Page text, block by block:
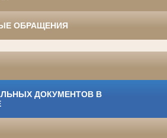
ОБРАЩЕНИЯ
ДОКУМЕНТОВ В